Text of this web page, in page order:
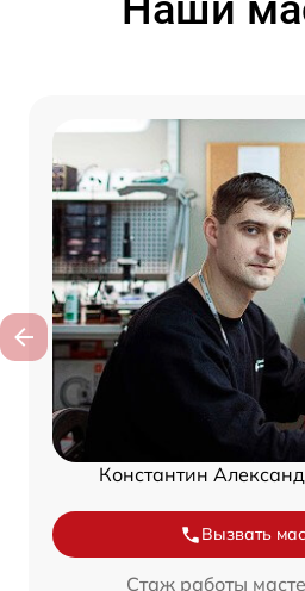
Константин
Вызвать
Стаж работы